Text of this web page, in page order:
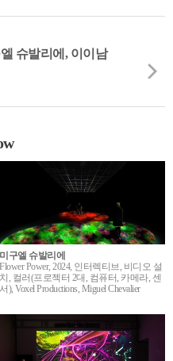
슈발리에, 이이남
미구엘 슈발리에
Flower Power, 2024, 인터렉티브, 비디오 설
치, 컬러(프로젝터 2대, 컴퓨터, 카메라, 센
서), Voxel Productions, Miguel Chevalier